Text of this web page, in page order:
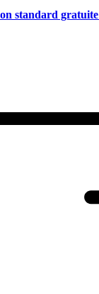
standard gratuite